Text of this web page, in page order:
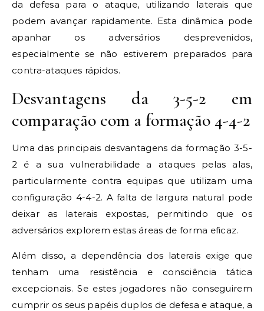
da defesa para o ataque, utilizando laterais que
podem avançar rapidamente. Esta dinâmica pode
apanhar os adversários desprevenidos,
especialmente se não estiverem preparados para
contra-ataques rápidos.
Desvantagens da 3-5-2 em
comparação com a formação 4-4-2
Uma das principais desvantagens da formação 3-5-
2 é a sua vulnerabilidade a ataques pelas alas,
particularmente contra equipas que utilizam uma
configuração 4-4-2. A falta de largura natural pode
deixar as laterais expostas, permitindo que os
adversários explorem estas áreas de forma eficaz.
Além disso, a dependência dos laterais exige que
tenham uma resistência e consciência tática
excepcionais. Se estes jogadores não conseguirem
cumprir os seus papéis duplos de defesa e ataque, a